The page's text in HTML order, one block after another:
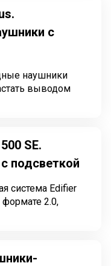
с
наушники
выводом
SE.
подсветкой
система Edifier
формате 2.0,